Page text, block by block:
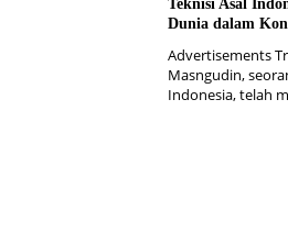
Teknisi Asal
Dunia dalam
Advertisements
Masngudin,
Indonesia, telah